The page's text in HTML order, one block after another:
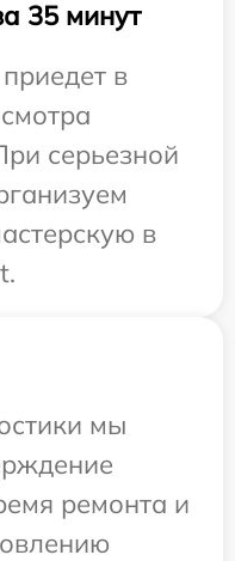
35 минут
в
серьезной
в
мы
ремонта и